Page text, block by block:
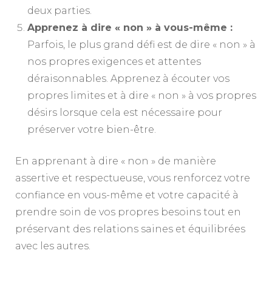
deux parties.
Apprenez à dire « non » à vous-même :
Parfois, le plus grand défi est de dire « non » à
nos propres exigences et attentes
déraisonnables. Apprenez à écouter vos
propres limites et à dire « non » à vos propres
désirs lorsque cela est nécessaire pour
préserver votre bien-être.
En apprenant à dire « non » de manière
assertive et respectueuse, vous renforcez votre
confiance en vous-même et votre capacité à
prendre soin de vos propres besoins tout en
préservant des relations saines et équilibrées
avec les autres.